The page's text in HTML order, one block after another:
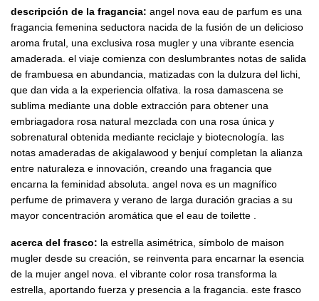
descripción de la fragancia: angel nova eau de parfum es una
fragancia femenina seductora nacida de la fusión de un delicioso
aroma frutal, una exclusiva rosa mugler y una vibrante esencia
amaderada. el viaje comienza con deslumbrantes notas de salida
de frambuesa en abundancia, matizadas con la dulzura del lichi,
que dan vida a la experiencia olfativa. la rosa damascena se
sublima mediante una doble extracción para obtener una
embriagadora rosa natural mezclada con una rosa única y
sobrenatural obtenida mediante reciclaje y biotecnología. las
notas amaderadas de akigalawood y benjuí completan la alianza
entre naturaleza e innovación, creando una fragancia que
encarna la feminidad absoluta. angel nova es un magnífico
perfume de primavera y verano de larga duración gracias a su
mayor concentración aromática que el eau de toilette
acerca del frasco: la estrella asimétrica, símbolo de maison
mugler desde su creación, se reinventa para encarnar la esencia
de la mujer angel nova. el vibrante color rosa transforma la
estrella, aportando fuerza y ​​presencia a la fragancia. este frasco